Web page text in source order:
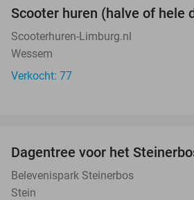
Scooter huren (halve of hele
Scooterhuren-Limburg.nl
Wessem
Verkocht: 77
Dagentree voor het
Belevenispark Steinerbos
Stein